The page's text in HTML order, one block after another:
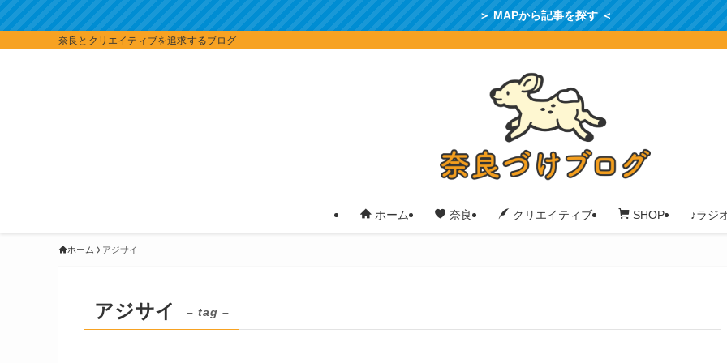
＞ MAPから記事を探す ＜
奈良とクリエイティブを追求するブログ
ホーム 奈良 クリエイティブ SHOP ♪ラジ
ホーム アジサイ
アジサイ – tag –